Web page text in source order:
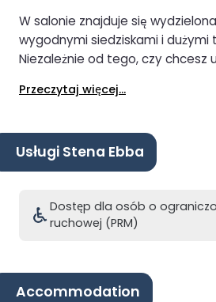
W salonie znajduje się
wygodnymi siedziskami i dużymi
Niezależnie od tego, czy chcesz
do Ciebie.
Przeczytaj więcej...
Usługi Stena Ebba
Dostęp dla osób o
ruchowej (PRM)
Accommodation